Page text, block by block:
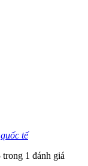
quốc tế
1 đánh giá